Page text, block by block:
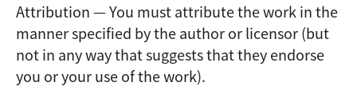
Attribution — You must attribute the work in the
manner specified by the author or licensor (but
not in any way that suggests that they endorse
you or your use of the work).